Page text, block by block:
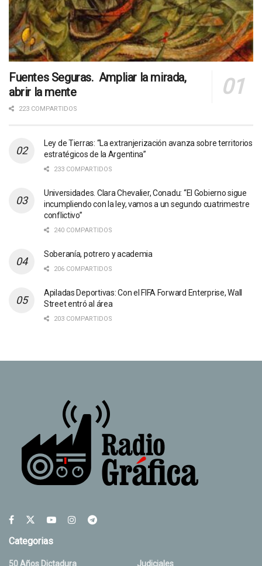
Fuentes Seguras. Ampliar la mirada,
abrir la mente
223 COMPARTIDOS
Ley de Tierras: “La extranjerización avanza sobre territorios
estratégicos de la Argentina”
233 COMPARTIDOS
Universidades. Clara Chevalier, Conadu: “El Gobierno sigue
incumpliendo con la ley, vamos a un segundo cuatrimestre
conflictivo”
240 COMPARTIDOS
Soberanía, potrero y academia
206 COMPARTIDOS
Apiladas Deportivas: Con el FIFA Forward Enterprise, Wall
Street entró al área
203 COMPARTIDOS
Categorias
50 Años Dictadura
Judiciales